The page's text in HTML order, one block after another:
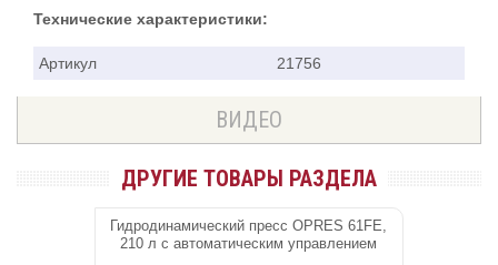
Технические характеристики:
Артикул 21756
ВИДЕО
ДРУГИЕ ТОВАРЫ РАЗДЕЛА
Гидродинамический пресс OPRES 61FE,
210 л c автоматическим управлением